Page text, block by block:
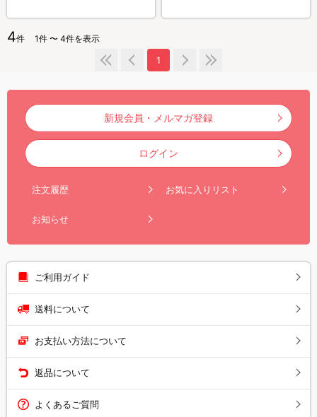
4件 1件 〜 4件を表示
1
新規会員・メルマガ登録
ログイン
注文履歴 お気に入りリスト
お知らせ
ご利用ガイド
送料について
お支払い方法について
返品について
よくあるご質問